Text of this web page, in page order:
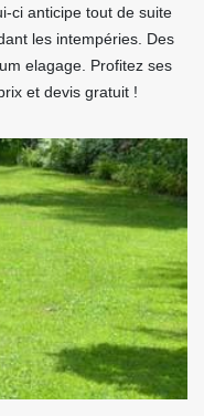
ci anticipe tout de suite
les intempéries. Des
elagage. Profitez ses
et devis gratuit !